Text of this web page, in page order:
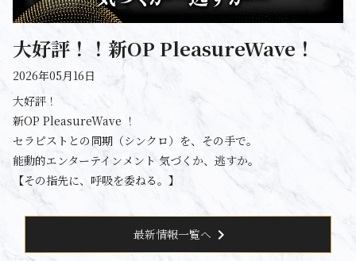
大好評！！新OP PleasureWave！
2026年05月16日
大好評！
新OP PleasureWave ！
セラピストとの同期（シンクロ）を、その手で。
能動的エンターテインメント 気づくか、逃すか。
【その指先に、呼吸を委ねる。】
最新情報一覧へ chevron_right